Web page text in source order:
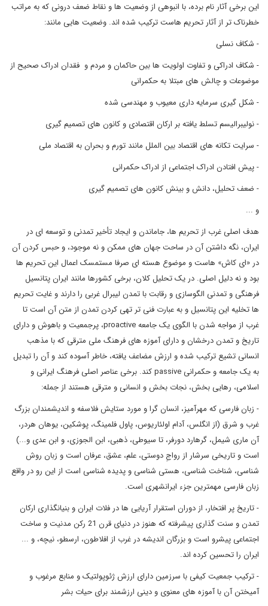
این برخی آثار نام برده، با انبوهی از وضعیت ها و نقاط ضعف درونی که به مراتب
خطرناک تر از آثار تحریم هاست ترکیب شده اند. وضعیت هایی مانند:
- شکاف نسلی
- شکاف ادراکی و تفاوت اولویت ها بین حاکمان و مردم و فقدان ادراک صحیح از
موضوعات و چالش های مبتلا به حکمرانی
- شکل گیری سرمایه داری معیوب و مهندسی شده
- نولیبرالیسم تسلط یافته بر ارکان اقتصادی و کانون های تصمیم گیری
- سرایت تکانه های اقتصاد بین الملل مانند تورم و بحران به اقتصاد ملی
- پیش افتادن ادراک اجتماعی از ادراک حکمرانی
- ضعف تحلیل، دانش و بینش کانون های تصمیم گیری
و ...
هدف اصلی غرب از تحریم ها، جاماندن و ایجاد تأخیر تمدنی و توسعه ای در
ایران، نگه داشتن آن در ساحت جهان های ممکن و نه موجود، و حبس کردن آن
در «ای کاش» هاست و موضوع هسته ای صرفا مستمسک اعمال این تحریم ها
بود و نه دلیل اصلی. در یک تحلیل کلان، برخی کشورها مانند ایران پتانسیل
فرهنگی و تمدنی الگوسازی و رقابت با تمدن لیبرال غربی را دارند و غایت تحریم
ها تخلیه این پتانسیل و به عبارت فنی تر تهی کردن تمدن از متن آن است تا
غرب از مواجه شدن با الگوی یک جامعه proactive، پرجمعیت و باهوش و دارای
تاریخ و تمدن درخشان و دارای آموزه های فرهنگ ملی مترقی که با مذهب
انسانی تشیع ترکیب شده و ارزش مضاعف یافته، خاطر آسوده کند و آن را تبدیل
به یک جامعه و حکمرانی passive کند. برخی عناصر اصلی فرهنگ ایرانی و
اسلامی، رهایی بخش، نجات بخش و انسانی و مترقی هستند از جمله:
- زبان فارسی که مهرآمیز، انسان گرا و مورد ستایش فلاسفه و اندیشمندان بزرگ
غرب و شرق (از انگلس، آدام اولئاریوس، پاول فلمینگ، پوشکین، یوهان هردر،
آن ماری شیمل، گرهارد دورفر، تا سیوطی، ذهبی، ابن الجوزی، و ابن عدی و...)
است و تاریخی سرشار از رواجِ دوستی، علم، عشق، عرفان است و زبان روش
شناسی، شناخت شناسی، هستی شناسی و پدیده شناسی است از این رو در واقع
زبان فارسی مهمترین جزء ایرانشهری است.
- تاریخ پر افتخار، از دوران استقرار آریایی ها در فلات ایران و بنیانگذاری ارکان
تمدن و سنت گذاری پیشرفته که هنوز در دنیای قرن 21 رکن مدنیت و ساخت
اجتماعی پیشرو است و بزرگان اندیشه در غرب از افلاطون، ارسطو، نیچه، و ...
ایران را تحسین کرده اند.
- ترکیب جمعیت کیفی با سرزمین دارای ارزش ژئوپولتیک و منابع مرغوب و
آمیختن آن با آموزه های معنوی و دینی ارزشمند برای حیات بشر